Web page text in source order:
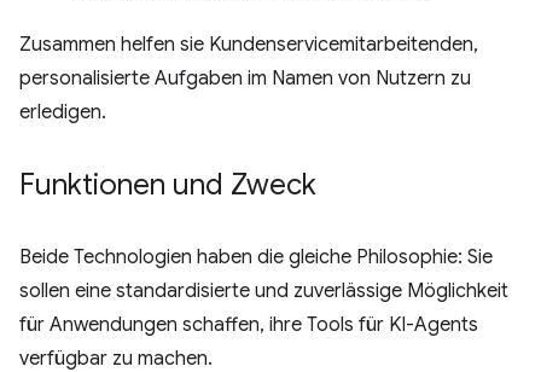
Zusammen helfen sie Kundenservicemitarbeitenden,
personalisierte Aufgaben im Namen von Nutzern zu
erledigen.
Funktionen und Zweck
Beide Technologien haben die gleiche Philosophie: Sie
sollen eine standardisierte und zuverlässige Möglichkeit
für Anwendungen schaffen, ihre Tools für KI-Agents
verfügbar zu machen.